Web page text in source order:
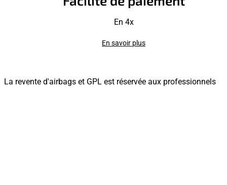
En 4x
En savoir plus
La revente d'airbags et GPL est réservée aux professionnels